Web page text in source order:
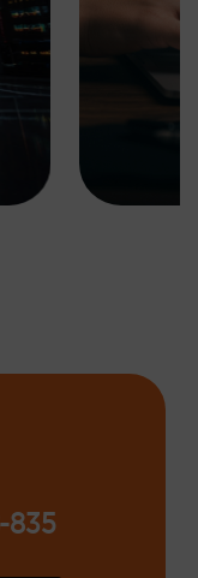
835